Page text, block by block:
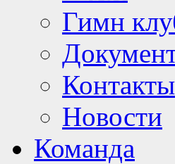
Гимн
Контакты
Новости
Команда